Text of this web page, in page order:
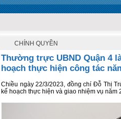
CHÍNH QUYỀN
Thường trực UBND Quận 4
hoạch thực hiện công tác
Chiều ngày 22/3/2023, đồng chí Đỗ Thị
kế hoạch thực hiện và giao nhiệm vụ